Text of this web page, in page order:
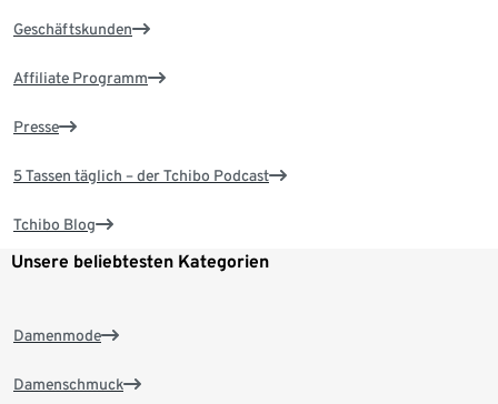
Geschäftskunden
Affiliate Programm
Presse
5 Tassen täglich – der Tchibo Podcast
Tchibo Blog
Unsere beliebtesten Kategorien
Damenmode
Damenschmuck